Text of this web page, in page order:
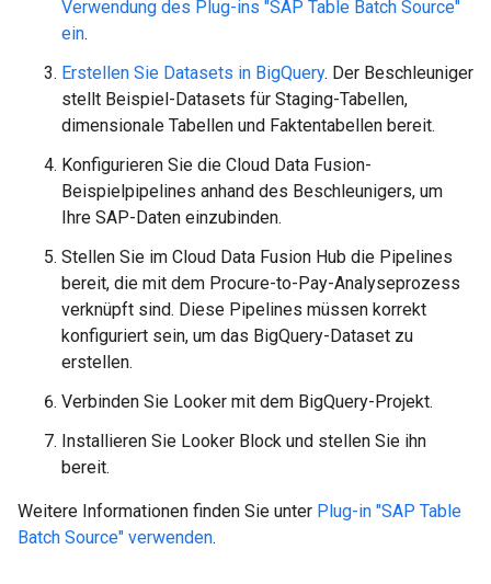
Verwendung des Plug-ins "SAP Table Batch Source"
ein.
Erstellen Sie Datasets in BigQuery. Der Beschleuniger
stellt Beispiel-Datasets für Staging-Tabellen,
dimensionale Tabellen und Faktentabellen bereit.
Konfigurieren Sie die Cloud Data Fusion-
Beispielpipelines anhand des Beschleunigers, um
Ihre SAP-Daten einzubinden.
Stellen Sie im Cloud Data Fusion Hub die Pipelines
bereit, die mit dem Procure-to-Pay-Analyseprozess
verknüpft sind. Diese Pipelines müssen korrekt
konfiguriert sein, um das BigQuery-Dataset zu
erstellen.
Verbinden Sie Looker mit dem BigQuery-Projekt.
Installieren Sie Looker Block und stellen Sie ihn
bereit.
Weitere Informationen finden Sie unter Plug-in "SAP Table
Batch Source" verwenden.